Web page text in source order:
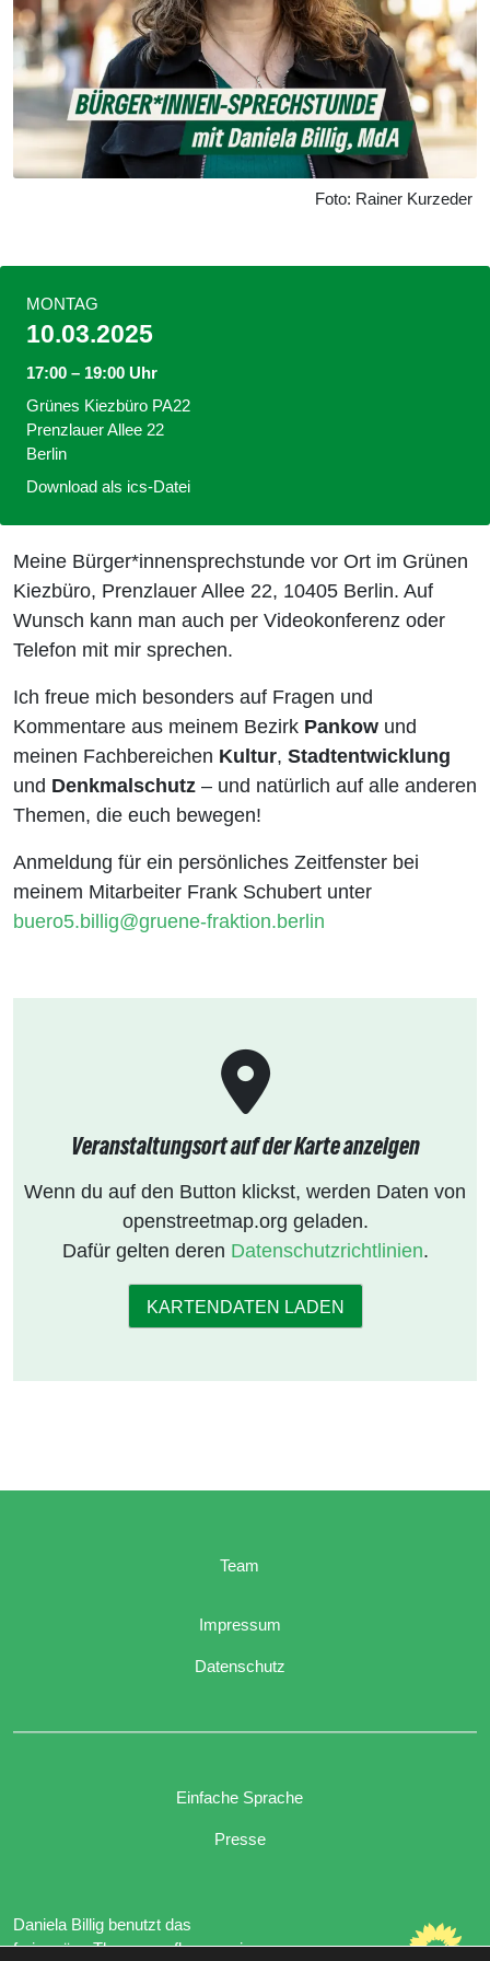
Foto: Rainer Kurzeder
Meine Bürger*innensprechstunde vor Ort im Grünen
Kiezbüro, Prenzlauer Allee 22, 10405 Berlin. Auf
Wunsch kann man auch per Videokonferenz oder
Telefon mit mir sprechen.
Ich freue mich besonders auf Fragen und
Kommentare aus meinem Bezirk Pankow und
meinen Fachbereichen Kultur, Stadtentwicklung
und Denkmalschutz – und natürlich auf alle anderen
Themen, die euch bewegen!
Anmeldung für ein persönliches Zeitfenster bei
meinem Mitarbeiter Frank Schubert unter
buero5.billig@gruene-fraktion.berlin
MONTAG
10.03.2025
17:00 – 19:00 Uhr
Grünes Kiezbüro PA22
Prenzlauer Allee 22
Berlin
Download als ics-Datei
Veranstaltungsort auf der Karte anzeigen
Wenn du auf den Button klickst, werden Daten von
openstreetmap.org geladen.
Dafür gelten deren Datenschutzrichtlinien.
KARTENDATEN LADEN
Team
Impressum
Datenschutz
Einfache Sprache
Presse
Daniela Billig benutzt das
freie grüne Themesunflower‐ ein